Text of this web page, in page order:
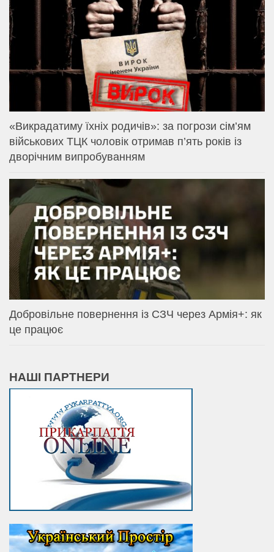
«Викрадатиму їхніх родичів»: за погрози сім’ям
військових ТЦК чоловік отримав п’ять років із
дворічним випробуванням
Добровільне повернення із СЗЧ через Армія+: як
це працює
НАШІ ПАРТНЕРИ